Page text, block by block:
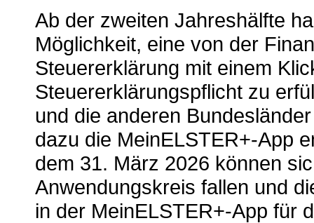
Ab der zweiten Jahreshälfte
Möglichkeit, eine von der
Steuererklärung mit einem
Steuererklärungspflicht zu
und die anderen
dazu die MeinELSTER+-App
dem 31. März 2026 können
Anwendungskreis fallen und
in der MeinELSTER+-App für